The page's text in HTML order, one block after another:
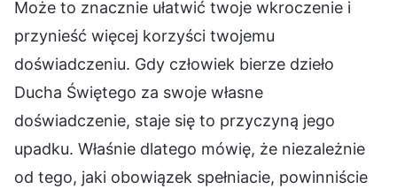
Może to znacznie ułatwić twoje wkroczenie i
przynieść więcej korzyści twojemu
doświadczeniu. Gdy człowiek bierze dzieło
Ducha Świętego za swoje własne
doświadczenie, staje się to przyczyną jego
upadku. Właśnie dlatego mówię, że niezależnie
od tego, jaki obowiązek spełniacie, powinniście